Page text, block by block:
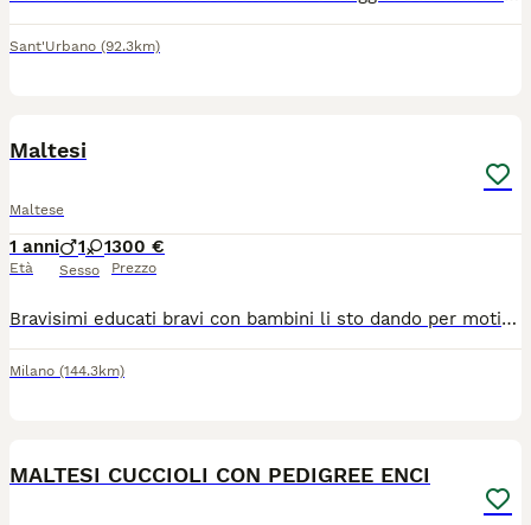
Sant'Urbano (92.3km)
Maltesi
Maltese
1 anni
Età
1 1
Sesso
300 €
Prezzo
Bravisimi educati bravi con bambini li sto dando per motivi lavorativi femmina ha 2 ani maschio fa a dicembre 3 ani
Milano (144.3km)
MALTESI CUCCIOLI CON PEDIGREE ENCI